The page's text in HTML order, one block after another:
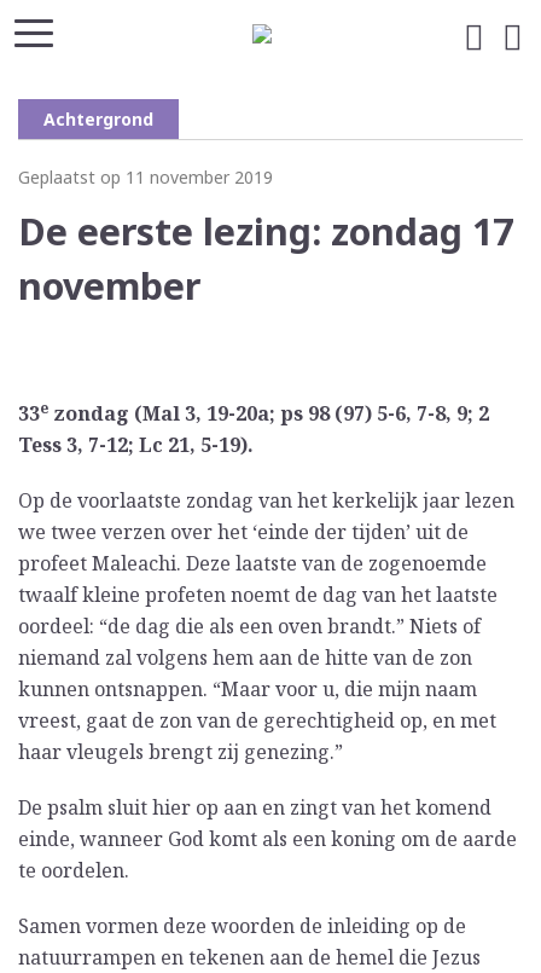
Achtergrond
Geplaatst op 11 november 2019
De eerste lezing: zondag 17
november
33e zondag (Mal 3, 19-20a; ps 98 (97) 5-6, 7-8, 9; 2
Tess 3, 7-12; Lc 21, 5-19).
Op de voorlaatste zondag van het kerkelijk jaar lezen
we twee verzen over het ‘einde der tijden’ uit de
profeet Maleachi. Deze laatste van de zogenoemde
twaalf kleine profeten noemt de dag van het laatste
oordeel: “de dag die als een oven brandt.” Niets of
niemand zal volgens hem aan de hitte van de zon
kunnen ontsnappen. “Maar voor u, die mijn naam
vreest, gaat de zon van de gerechtigheid op, en met
haar vleugels brengt zij genezing.”
De psalm sluit hier op aan en zingt van het komend
einde, wanneer God komt als een koning om de aarde
te oordelen.
Samen vormen deze woorden de inleiding op de
natuurrampen en tekenen aan de hemel die Jezus